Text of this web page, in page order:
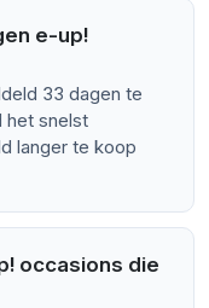
e-up!
33 dagen te
het snelst
langer te koop
occasions die